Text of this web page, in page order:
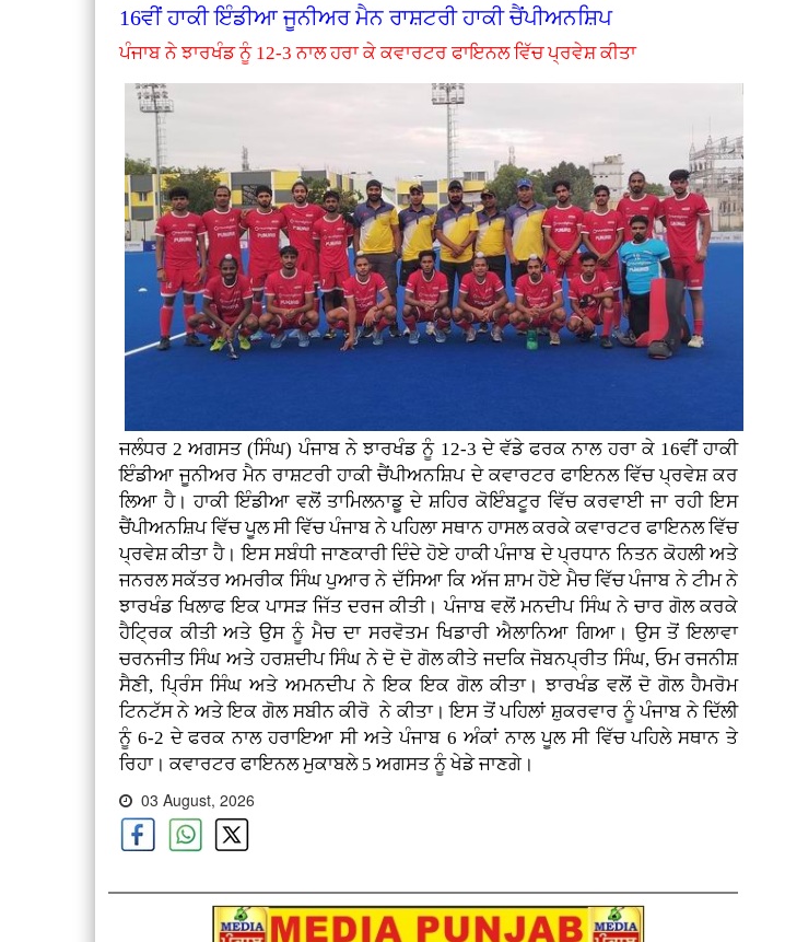
16ਵੀਂ ਹਾਕੀ ਇੰਡੀਆ ਜੂਨੀਅਰ ਮੈਨ ਰਾਸ਼ਟਰੀ ਹਾਕੀ ਚੈਂਪੀਅਨਸ਼ਿਪ
ਪੰਜਾਬ ਨੇ ਝਾਰਖੰਡ ਨੂੰ 12-3 ਨਾਲ ਹਰਾ ਕੇ ਕਵਾਰਟਰ ਫਾਇਨਲ ਵਿੱਚ ਪ੍ਰਵੇਸ਼ ਕੀਤਾ
ਜਲੰਧਰ 2 ਅਗਸਤ (ਸਿੰਘ) ਪੰਜਾਬ ਨੇ ਝਾਰਖੰਡ ਨੂੰ 12-3 ਦੇ ਵੱਡੇ ਫਰਕ ਨਾਲ ਹਰਾ ਕੇ 16ਵੀਂ ਹਾਕੀ
ਇੰਡੀਆ ਜੂਨੀਅਰ ਮੈਨ ਰਾਸ਼ਟਰੀ ਹਾਕੀ ਚੈਂਪੀਅਨਸ਼ਿਪ ਦੇ ਕਵਾਰਟਰ ਫਾਇਨਲ ਵਿੱਚ ਪ੍ਰਵੇਸ਼ ਕਰ
ਲਿਆ ਹੈ। ਹਾਕੀ ਇੰਡੀਆ ਵਲੋਂ ਤਾਮਿਲਨਾਡੂ ਦੇ ਸ਼ਹਿਰ ਕੋਇੰਬਟੂਰ ਵਿੱਚ ਕਰਵਾਈ ਜਾ ਰਹੀ ਇਸ
ਚੈਂਪੀਅਨਸ਼ਿਪ ਵਿੱਚ ਪੂਲ ਸੀ ਵਿੱਚ ਪੰਜਾਬ ਨੇ ਪਹਿਲਾ ਸਥਾਨ ਹਾਸਲ ਕਰਕੇ ਕਵਾਰਟਰ ਫਾਇਨਲ ਵਿੱਚ
ਪ੍ਰਵੇਸ਼ ਕੀਤਾ ਹੈ। ਇਸ ਸਬੰਧੀ ਜਾਣਕਾਰੀ ਦਿੰਦੇ ਹੋਏ ਹਾਕੀ ਪੰਜਾਬ ਦੇ ਪ੍ਰਧਾਨ ਨਿਤਨ ਕੋਹਲੀ ਅਤੇ
ਜਨਰਲ ਸਕੱਤਰ ਅਮਰੀਕ ਸਿੰਘ ਪੁਆਰ ਨੇ ਦੱਸਿਆ ਕਿ ਅੱਜ ਸ਼ਾਮ ਹੋਏ ਮੈਚ ਵਿੱਚ ਪੰਜਾਬ ਨੇ ਟੀਮ ਨੇ
ਝਾਰਖੰਡ ਖਿਲਾਫ ਇਕ ਪਾਸੜ ਜਿੱਤ ਦਰਜ ਕੀਤੀ। ਪੰਜਾਬ ਵਲੋਂ ਮਨਦੀਪ ਸਿੰਘ ਨੇ ਚਾਰ ਗੋਲ ਕਰਕੇ
ਹੈਟ੍ਰਿਕ ਕੀਤੀ ਅਤੇ ਉਸ ਨੂੰ ਮੈਚ ਦਾ ਸਰਵੋਤਮ ਖਿਡਾਰੀ ਐਲਾਨਿਆ ਗਿਆ। ਉਸ ਤੋਂ ਇਲਾਵਾ
ਚਰਨਜੀਤ ਸਿੰਘ ਅਤੇ ਹਰਸ਼ਦੀਪ ਸਿੰਘ ਨੇ ਦੋ ਦੋ ਗੋਲ ਕੀਤੇ ਜਦਕਿ ਜੋਬਨਪ੍ਰੀਤ ਸਿੰਘ, ਓਮ ਰਜਨੀਸ਼
ਸੈਣੀ, ਪ੍ਰਿੰਸ ਸਿੰਘ ਅਤੇ ਅਮਨਦੀਪ ਨੇ ਇਕ ਇਕ ਗੋਲ ਕੀਤਾ। ਝਾਰਖੰਡ ਵਲੋਂ ਦੋ ਗੋਲ ਹੈਮਰੋਮ
ਟਿਨਟੱਸ ਨੇ ਅਤੇ ਇਕ ਗੋਲ ਸਬੀਨ ਕੀਰੋ ਨੇ ਕੀਤਾ। ਇਸ ਤੋਂ ਪਹਿਲਾਂ ਸ਼ੁਕਰਵਾਰ ਨੂੰ ਪੰਜਾਬ ਨੇ ਦਿੱਲੀ
ਨੂੰ 6-2 ਦੇ ਫਰਕ ਨਾਲ ਹਰਾਇਆ ਸੀ ਅਤੇ ਪੰਜਾਬ 6 ਅੰਕਾਂ ਨਾਲ ਪੂਲ ਸੀ ਵਿੱਚ ਪਹਿਲੇ ਸਥਾਨ ਤੇ
ਰਿਹਾ। ਕਵਾਰਟਰ ਫਾਇਨਲ ਮੁਕਾਬਲੇ 5 ਅਗਸਤ ਨੂੰ ਖੇਡੇ ਜਾਣਗੇ।
03 August, 2026